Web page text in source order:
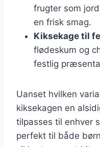
frugter som
en frisk smag.
Kiksekage til
flødeskum og
festlig
Uanset hvilken
kiksekagen en
tilpasses til enhver
perfekt til både